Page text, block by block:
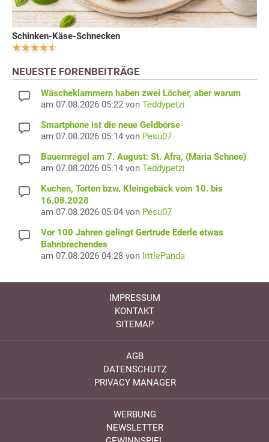
Schinken-Käse-Schnecken
NEUESTE FORENBEITRÄGE
Wäscheklammern haben zwei Löcher, aber warum
am 07.08.2026 05:22 von Teddypetzi
Smartphone ist die neue Geldbörse
am 07.08.2026 05:14 von Pesu07
Bauernregel am 7. August: St. Afra, (Maria Schnee)
am 07.08.2026 05:14 von Teddypetzi
Kuchen, Torten bzw. Kleingebäck vom 10. bis
16.08.2028
am 07.08.2026 05:04 von Pesu07
Vor 100 Jahren gelingt Gertrude Ederle etwas
Bahnbrechendes
am 07.08.2026 04:28 von littlePanda
IMPRESSUM
KONTAKT
SITEMAP
AGB
DATENSCHUTZ
PRIVACY MANAGER
WERBUNG
NEWSLETTER